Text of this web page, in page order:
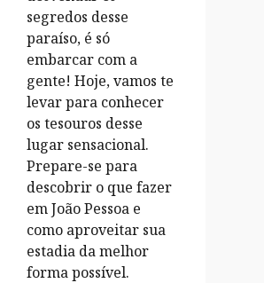
segredos desse
paraíso, é só
embarcar com a
gente! Hoje, vamos te
levar para conhecer
os tesouros desse
lugar sensacional.
Prepare-se para
descobrir o que fazer
em João Pessoa e
como aproveitar sua
estadia da melhor
forma possível.